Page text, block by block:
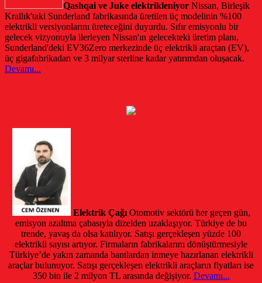
Qashqai ve Juke elektrikleniyor Nissan, Birleşik
Krallık'taki Sunderland fabrikasında üretilen üç modelinin %100
elektrikli versiyonlarını üreteceğini duyurdu. Sıfır emisyonlu bir
gelecek vizyonuyla ilerleyen Nissan'ın gelecekteki üretim planı,
Sunderland'deki EV36Zero merkezinde üç elektrikli araçtan (EV),
üç gigafabrikadan ve 3 milyar sterline kadar yatırımdan oluşacak.
Devamı...
Elektrik Çağı Otomotiv sektörü her geçen gün,
emisyon azaltma çabasıyla dizelden uzaklaşıyor. Türkiye de bu
trende, yavaş da olsa katılıyor. Satışı gerçekleşen yüzde 100
elektrikli sayısı artıyor. Firmaların fabrikalarını dönüştürmesiyle
Türkiye’de yakın zamanda bantlardan inmeye hazırlanan elektrikli
araçlar bulunuyor. Satışı gerçekleşen elektrikli araçların fiyatları ise
350 bin ile 2 milyon TL arasında değişiyor. Devamı...